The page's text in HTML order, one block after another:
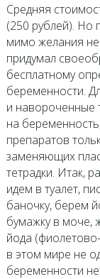
Средняя
(250 рублей). Но
мимо желания не
придумал
бесплатному
беременности.
и навороченные
на
препаратов
заменяющих
тетрадки. Итак,
идем в туалет,
баночку, берем
бумажку в моче,
йода
в этом мире не
беременности